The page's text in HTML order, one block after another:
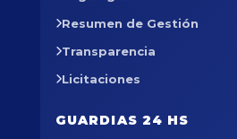
Resumen de Gestión
Transparencia
Licitaciones
GUARDIAS 24 HS